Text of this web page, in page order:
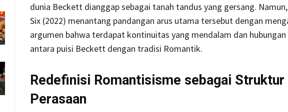
dunia Beckett dianggap sebagai tanah tandus yang gersang.
Six (2022) menantang pandangan arus utama tersebut dengan
argumen bahwa terdapat kontinuitas yang mendalam dan
antara puisi Beckett dengan tradisi Romantik.
Redefinisi Romantisisme sebagai Struktur
Perasaan